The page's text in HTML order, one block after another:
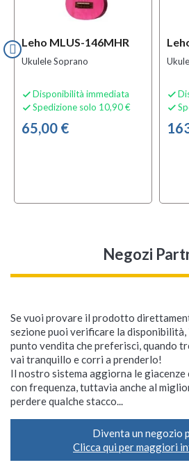
Leho MLUS-146MHR
Ukulele Soprano
 Disponibilità immediata
 Spedizione solo 10,90 €
65,00 €


Negozi
Se vuoi provare il prodotto
sezione puoi verificare la
punto vendita che preferisci, quando
vai tranquillo e corri a prenderlo!
Il nostro sistema aggiorna le giacenze
con frequenza, tuttavia anche al
perdere qualche stacco...
Diventa un negozio
Clicca qui per maggiori